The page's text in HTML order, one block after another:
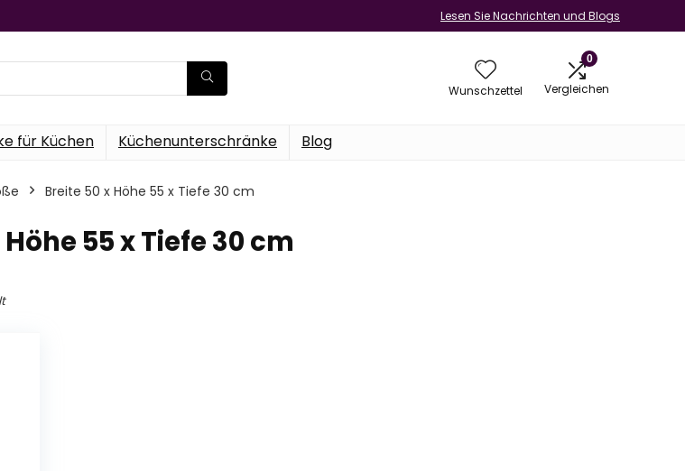
Lesen Sie Nachrichten und Blogs
Wunschzettel
0
Vergleichen
für Küchen Küchenunterschränke Blog
‎Breite 50 x Höhe 55 x Tiefe 30 cm
55 x Tiefe 30 cm